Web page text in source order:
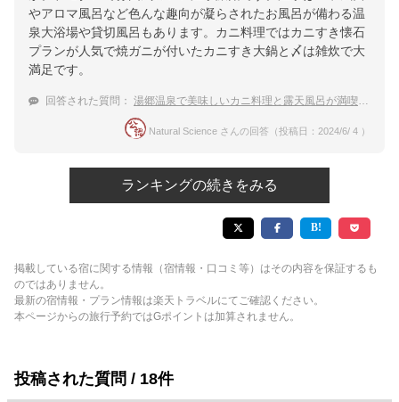
やアロマ風呂など色んな趣向が凝らされたお風呂が備わる温
泉大浴場や貸切風呂もあります。カニ料理ではカニすき懐石
プランが人気で焼ガニが付いたカニすき大鍋と〆は雑炊で大
満足です。
回答された質問： 湯郷温泉で美味しいカニ料理と露天風呂が満喫できるおすすめの旅館・ホテルは？
Natural Science さんの回答（投稿日：2024/6/ 4 ）
ランキングの続きをみる
掲載している宿に関する情報（宿情報・口コミ等）はその内容を保証するも
のではありません。
最新の宿情報・プラン情報は楽天トラベルにてご確認ください。
本ページからの旅行予約ではGポイントは加算されません。
投稿された質問 / 18件